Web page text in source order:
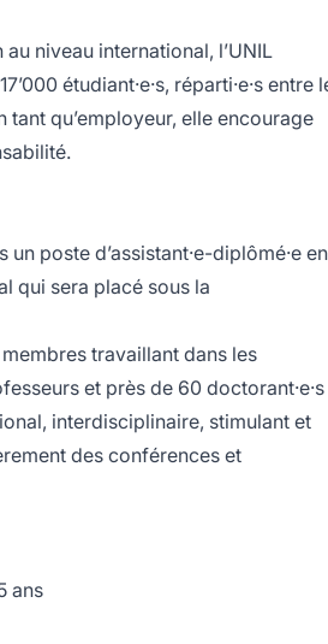
niveau international, l’UNIL
étudiant·e·s, réparti·e·s entre
tant qu’employeur, elle encourage
poste d’assistant·e-diplômé·e en
qui sera placé sous la
travaillant dans les
et près de 60 doctorant·e·s
interdisciplinaire, stimulant et
des conférences et
ans